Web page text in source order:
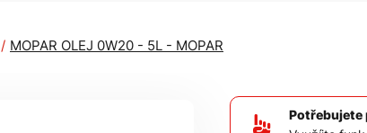
MOPAR OLEJ 0W20 - 5L - MOPAR
Potřebujete